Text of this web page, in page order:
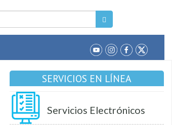
SERVICIOS EN LÍNEA
Servicios Electrónicos